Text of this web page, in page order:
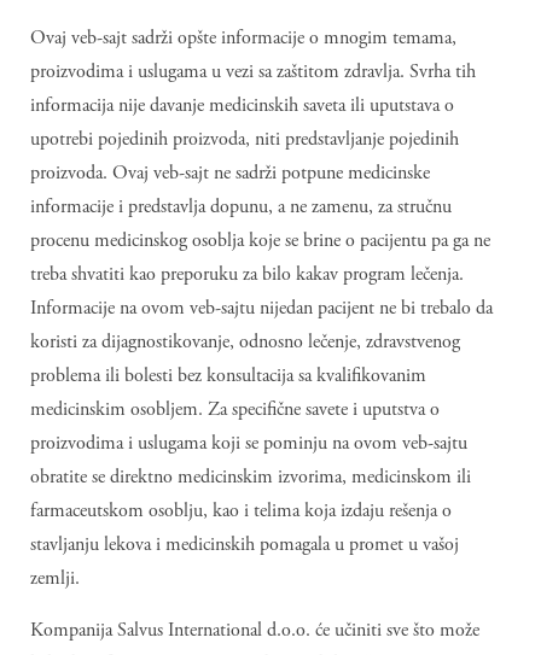
Ovaj veb-sajt sadrži opšte informacije o mnogim temama,
proizvodima i uslugama u vezi sa zaštitom zdravlja. Svrha tih
informacija nije davanje medicinskih saveta ili uputstava o
upotrebi pojedinih proizvoda, niti predstavljanje pojedinih
proizvoda. Ovaj veb-sajt ne sadrži potpune medicinske
informacije i predstavlja dopunu, a ne zamenu, za stručnu
procenu medicinskog osoblja koje se brine o pacijentu pa ga ne
treba shvatiti kao preporuku za bilo kakav program lečenja.
Informacije na ovom veb-sajtu nijedan pacijent ne bi trebalo da
koristi za dijagnostikovanje, odnosno lečenje, zdravstvenog
problema ili bolesti bez konsultacija sa kvalifikovanim
medicinskim osobljem. Za specifične savete i uputstva o
proizvodima i uslugama koji se pominju na ovom veb-sajtu
obratite se direktno medicinskim izvorima, medicinskom ili
farmaceutskom osoblju, kao i telima koja izdaju rešenja o
stavljanju lekova i medicinskih pomagala u promet u vašoj
zemlji.
Kompanija Salvus International d.o.o. će učiniti sve što može